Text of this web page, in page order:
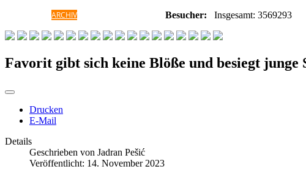
ARCHIV Besucher: Insgesamt: 3569293
Favorit gibt sich keine Blöße und besiegt junge
Drucken
E-Mail
Details
Geschrieben von Jadran Pešić
Veröffentlicht: 14. November 2023